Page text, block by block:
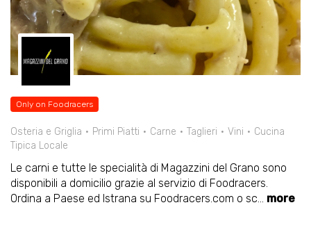
Only on Foodracers
Osteria e Griglia Primi Piatti Carne Taglieri Vini
Cucina
Tipica Locale
Le carni e tutte le specialità di Magazzini del Grano sono
disponibili a domicilio grazie al servizio di Foodracers.
Ordina a Paese ed Istrana su Foodracers.com o sc... more